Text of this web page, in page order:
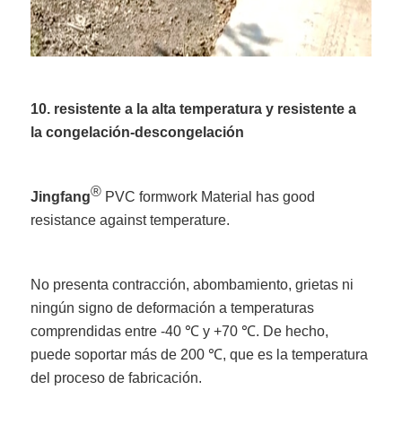
10. resistente a la alta temperatura y resistente a
la congelación-descongelación
Jingfang® PVC formwork Material has good
resistance against temperature.
No presenta contracción, abombamiento, grietas ni
ningún signo de deformación a temperaturas
comprendidas entre -40 ℃ y +70 ℃. De hecho,
puede soportar más de 200 ℃, que es la temperatura
del proceso de fabricación.